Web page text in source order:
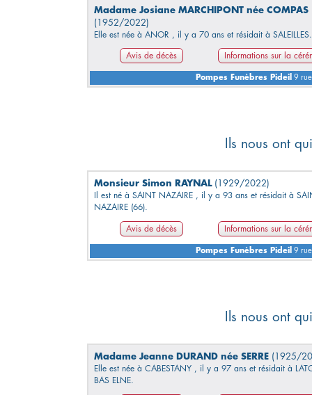
Madame Josiane MARCHIPONT née COMPAS
(1952/2022)
Elle est née à ANOR , il y a 70 ans et résidait à SALEILLES.
Avis de décès Informations sur la
Pompes Funèbres Pideil 9
Ils nous ont
Monsieur Simon RAYNAL (1929/2022)
Il est né à SAINT NAZAIRE , il y a 93 ans et résidait à
NAZAIRE (66).
Avis de décès Informations sur la
Pompes Funèbres Pideil 9
Ils nous ont
Madame Jeanne DURAND née SERRE (1925/
Elle est née à CABESTANY , il y a 97 ans et résidait à
BAS ELNE.